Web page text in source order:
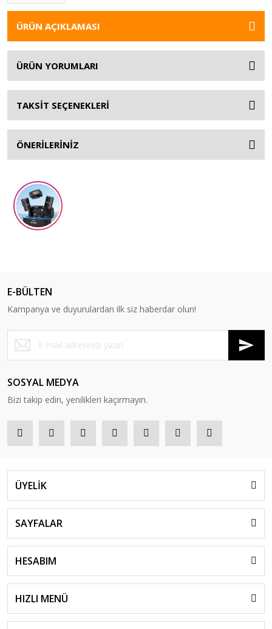
ÜRÜN AÇIKLAMASI
ÜRÜN YORUMLARI
TAKSİT SEÇENEKLERİ
ÖNERİLERİNİZ
E-BÜLTEN
Kampanya ve duyurulardan ilk siz haberdar olun!
SOSYAL MEDYA
Bizi takip edin, yenilikleri kaçırmayın.
ÜYELİK
SAYFALAR
HESABIM
HIZLI MENÜ